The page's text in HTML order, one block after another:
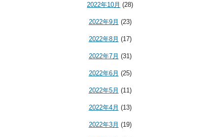
2022年10月 (28)
2022年9月 (23)
2022年8月 (17)
2022年7月 (31)
2022年6月 (25)
2022年5月 (11)
2022年4月 (13)
2022年3月 (19)